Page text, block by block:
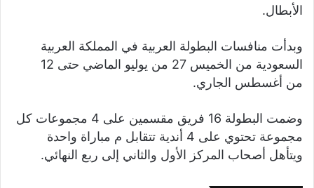
الأبطال.
وبدأت منافسات البطولة العربية في المملكة العربية
السعودية من الخميس 27 من يوليو الماضي حتى 12
من أغسطس الجاري.
وضمت البطولة 16 فريق مقسمين على 4 مجموعات كل
مجموعة تحتوي على 4 أندية تتقابل م مباراة واحدة
ويتأهل أصحاب المركز الأول والثاني إلى ربع النهائي.